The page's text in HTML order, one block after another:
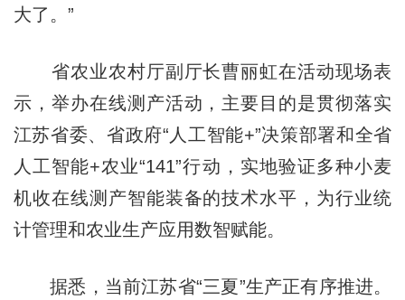
大了。”
省农业农村厅副厅长曹丽虹在活动现场表
示，举办在线测产活动，主要目的是贯彻落实
江苏省委、省政府“人工智能+”决策部署和全省
人工智能+农业“141”行动，实地验证多种小麦
机收在线测产智能装备的技术水平，为行业统
计管理和农业生产应用数智赋能。
据悉，当前江苏省“三夏”生产正有序推进。